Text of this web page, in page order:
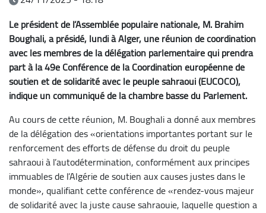
Le président de l’Assemblée populaire nationale, M. Brahim
Boughali, a présidé, lundi à Alger, une réunion de coordination
avec les membres de la délégation parlementaire qui prendra
part à la 49e Conférence de la Coordination européenne de
soutien et de solidarité avec le peuple sahraoui (EUCOCO),
indique un communiqué de la chambre basse du Parlement.
Au cours de cette réunion, M. Boughali a donné aux membres
de la délégation des «orientations importantes portant sur le
renforcement des efforts de défense du droit du peuple
sahraoui à l’autodétermination, conformément aux principes
immuables de l’Algérie de soutien aux causes justes dans le
monde», qualifiant cette conférence de «rendez-vous majeur
de solidarité avec la juste cause sahraouie, laquelle question a